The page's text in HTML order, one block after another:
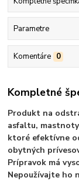
Parametre
Komentáre 0
Kompletné
Produkt na
asfaltu,
ktoré efektívne
obytných
Prípravok má
Nepoužívajte ho